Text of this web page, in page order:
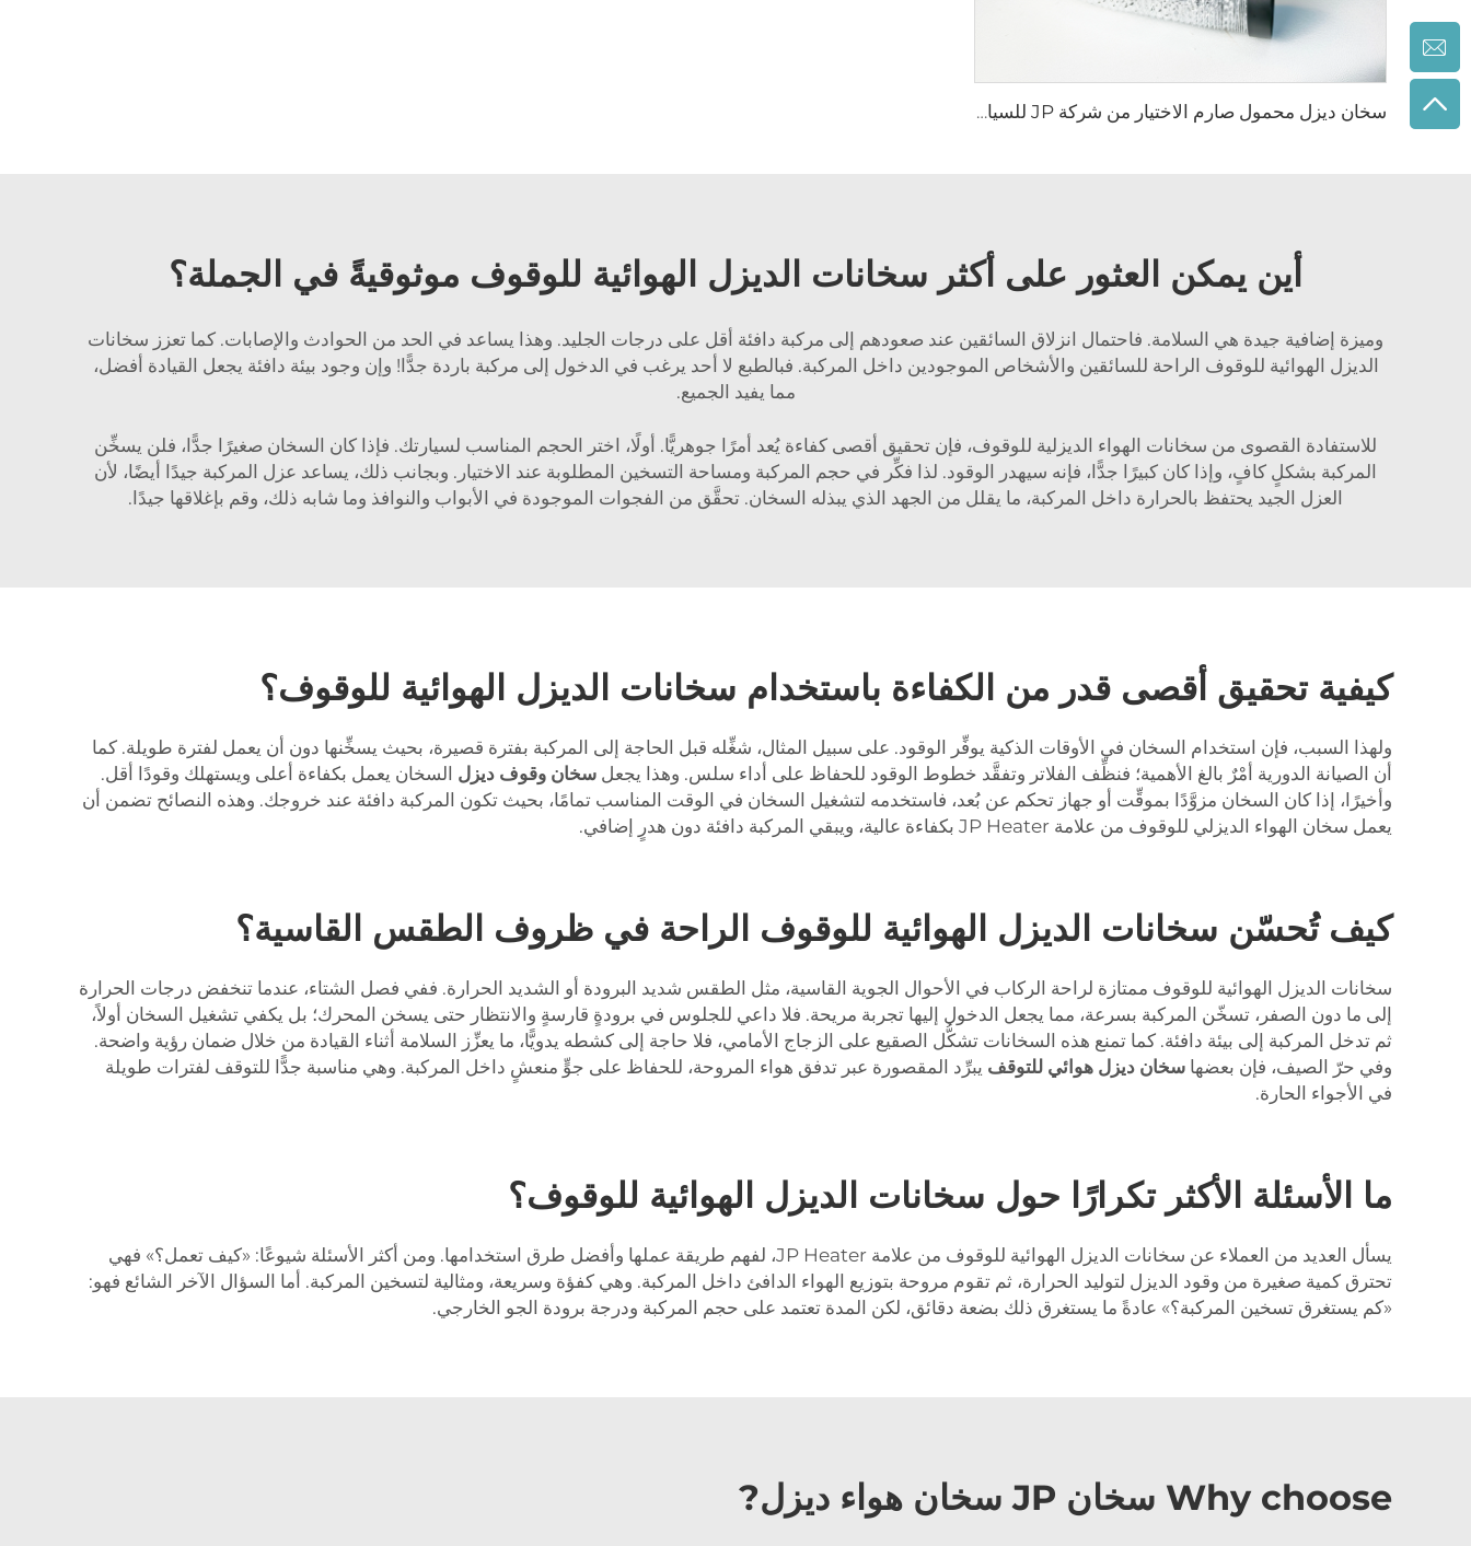
سخان ديزل محمول صارم الاختيار من شركة JP للسيارات الترفيهية (RV) وسخان وقوف للخيام والمركبات المُتنقِّلة، يولد الكهرباء ذاتيًّا
أين يمكن العثور على أكثر سخانات الديزل الهوائية للوقوف موثوقيةً في الجملة؟
وميزة إضافية جيدة هي السلامة. فاحتمال انزلاق السائقين عند صعودهم إلى مركبة دافئة أقل على درجات الجليد. وهذا يساعد في الحد من الحوادث والإصابات. كما تعزز سخانات
الديزل الهوائية للوقوف الراحة للسائقين والأشخاص الموجودين داخل المركبة. فبالطبع لا أحد يرغب في الدخول إلى مركبة باردة جدًّا! وإن وجود بيئة دافئة يجعل القيادة أفضل،
مما يفيد الجميع.
للاستفادة القصوى من سخانات الهواء الديزلية للوقوف، فإن تحقيق أقصى كفاءة يُعد أمرًا جوهريًّا. أولًا، اختر الحجم المناسب لسيارتك. فإذا كان السخان صغيرًا جدًّا، فلن يسخِّن
المركبة بشكلٍ كافٍ، وإذا كان كبيرًا جدًّا، فإنه سيهدر الوقود. لذا فكِّر في حجم المركبة ومساحة التسخين المطلوبة عند الاختيار. وبجانب ذلك، يساعد عزل المركبة جيدًا أيضًا، لأن
العزل الجيد يحتفظ بالحرارة داخل المركبة، ما يقلل من الجهد الذي يبذله السخان. تحقَّق من الفجوات الموجودة في الأبواب والنوافذ وما شابه ذلك، وقم بإغلاقها جيدًا.
كيفية تحقيق أقصى قدر من الكفاءة باستخدام سخانات الديزل الهوائية للوقوف؟
ولهذا السبب، فإن استخدام السخان في الأوقات الذكية يوفِّر الوقود. على سبيل المثال، شغِّله قبل الحاجة إلى المركبة بفترة قصيرة، بحيث يسخِّنها دون أن يعمل لفترة طويلة. كما
أن الصيانة الدورية أمْرٌ بالغ الأهمية؛ فنظِّف الفلاتر وتفقَّد خطوط الوقود للحفاظ على أداء سلس. وهذا يجعل سخان وقوف ديزل السخان يعمل بكفاءة أعلى ويستهلك وقودًا أقل.
وأخيرًا، إذا كان السخان مزوَّدًا بموقِّت أو جهاز تحكم عن بُعد، فاستخدمه لتشغيل السخان في الوقت المناسب تمامًا، بحيث تكون المركبة دافئة عند خروجك. وهذه النصائح تضمن أن
يعمل سخان الهواء الديزلي للوقوف من علامة JP Heater بكفاءة عالية، ويبقي المركبة دافئة دون هدرٍ إضافي.
كيف تُحسّن سخانات الديزل الهوائية للوقوف الراحة في ظروف الطقس القاسية؟
سخانات الديزل الهوائية للوقوف ممتازة لراحة الركاب في الأحوال الجوية القاسية، مثل الطقس شديد البرودة أو الشديد الحرارة. ففي فصل الشتاء، عندما تنخفض درجات الحرارة
إلى ما دون الصفر، تسخّن المركبة بسرعة، مما يجعل الدخول إليها تجربة مريحة. فلا داعي للجلوس في برودةٍ قارسةٍ والانتظار حتى يسخن المحرك؛ بل يكفي تشغيل السخان أولاً،
ثم تدخل المركبة إلى بيئة دافئة. كما تمنع هذه السخانات تشكُّل الصقيع على الزجاج الأمامي، فلا حاجة إلى كشطه يدويًّا، ما يعزِّز السلامة أثناء القيادة من خلال ضمان رؤية واضحة.
وفي حرّ الصيف، فإن بعضها سخان ديزل هوائي للتوقف يبرِّد المقصورة عبر تدفق هواء المروحة، للحفاظ على جوٍّ منعشٍ داخل المركبة. وهي مناسبة جدًّا للتوقف لفترات طويلة
في الأجواء الحارة.
ما الأسئلة الأكثر تكرارًا حول سخانات الديزل الهوائية للوقوف؟
يسأل العديد من العملاء عن سخانات الديزل الهوائية للوقوف من علامة JP Heater، لفهم طريقة عملها وأفضل طرق استخدامها. ومن أكثر الأسئلة شيوعًا: «كيف تعمل؟» فهي
تحترق كمية صغيرة من وقود الديزل لتوليد الحرارة، ثم تقوم مروحة بتوزيع الهواء الدافئ داخل المركبة. وهي كفؤة وسريعة، ومثالية لتسخين المركبة. أما السؤال الآخر الشائع فهو:
«كم يستغرق تسخين المركبة؟» عادةً ما يستغرق ذلك بضعة دقائق، لكن المدة تعتمد على حجم المركبة ودرجة برودة الجو الخارجي.
Why choose سخان JP سخان هواء ديزل?